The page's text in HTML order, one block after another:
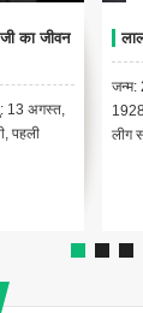
तुमकूर,
मुंबई,
जन्म:
एवं